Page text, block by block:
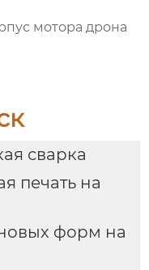
мотора дрона
сварка
печать на
форм на